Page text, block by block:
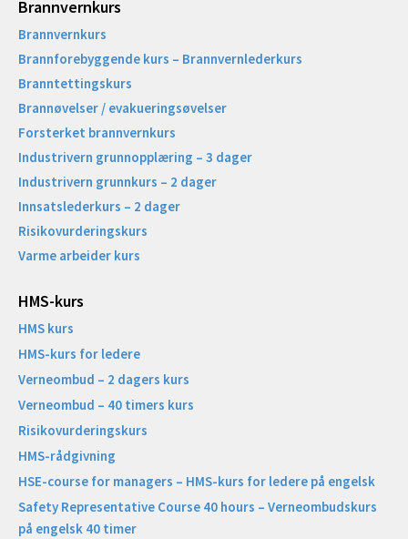
Brannvernkurs
Brannvernkurs
Brannforebyggende kurs – Brannvernlederkurs
Branntettingskurs
Brannøvelser / evakueringsøvelser
Forsterket brannvernkurs
Industrivern grunnopplæring – 3 dager
Industrivern grunnkurs – 2 dager
Innsatslederkurs – 2 dager
Risikovurderingskurs
Varme arbeider kurs
HMS-kurs
HMS kurs
HMS-kurs for ledere
Verneombud – 2 dagers kurs
Verneombud – 40 timers kurs
Risikovurderingskurs
HMS-rådgivning
HSE-course for managers – HMS-kurs for ledere på engelsk
Safety Representative Course 40 hours – Verneombudskurs
på engelsk 40 timer